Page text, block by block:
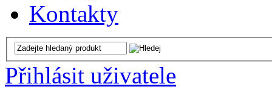
Kontakty
Přihlásit uživatele